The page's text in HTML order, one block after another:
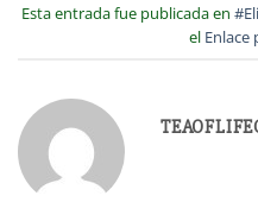
Esta entrada fue publicada en
el Enlace